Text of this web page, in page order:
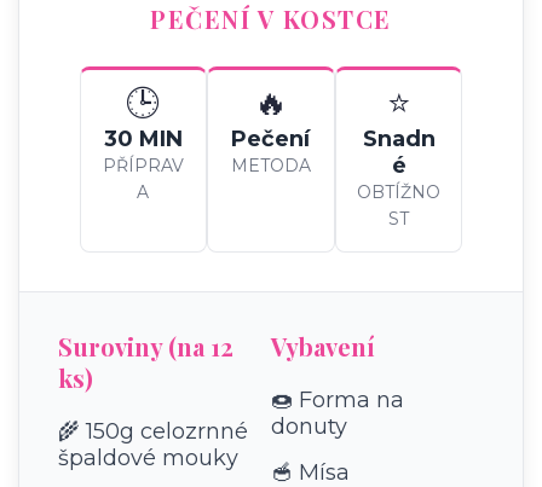
PEČENÍ V KOSTCE
🕒
30 MIN
PŘÍPRAV
A
🔥
Pečení
METODA
⭐
Snadn
é
OBTÍŽNO
ST
Suroviny (na 12
ks)
🌾 150g celozrnné
špaldové mouky
Vybavení
🍩 Forma na
donuty
🥣 Mísa